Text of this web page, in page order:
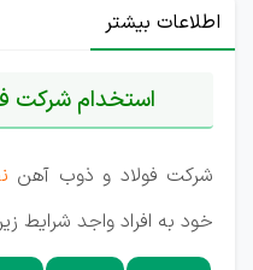
اطلاعات بیشتر
استخدام شرکت
شرکت فولاد و ذوب آهن
خود به افراد واجد شرایط